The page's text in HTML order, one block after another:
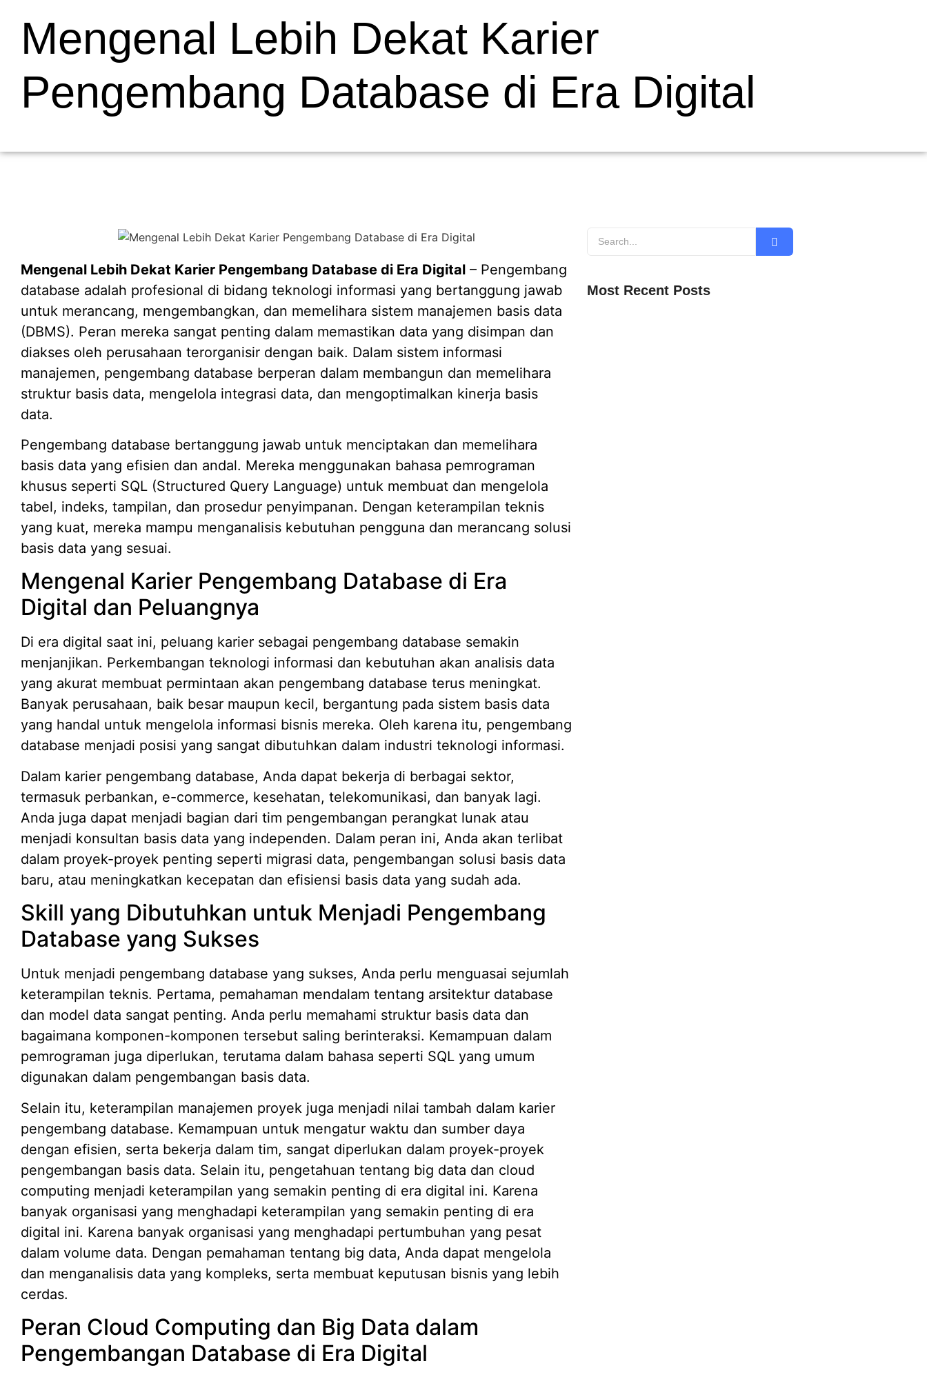
Mengenal Lebih Dekat Karier
Pengembang Database di Era Digital
Mengenal Lebih Dekat Karier Pengembang Database di Era Digital – Pengembang
database adalah profesional di bidang teknologi informasi yang bertanggung jawab
untuk merancang, mengembangkan, dan memelihara sistem manajemen basis data
(DBMS). Peran mereka sangat penting dalam memastikan data yang disimpan dan
diakses oleh perusahaan terorganisir dengan baik. Dalam sistem informasi
manajemen, pengembang database berperan dalam membangun dan memelihara
struktur basis data, mengelola integrasi data, dan mengoptimalkan kinerja basis
data.
Pengembang database bertanggung jawab untuk menciptakan dan memelihara
basis data yang efisien dan andal. Mereka menggunakan bahasa pemrograman
khusus seperti SQL (Structured Query Language) untuk membuat dan mengelola
tabel, indeks, tampilan, dan prosedur penyimpanan. Dengan keterampilan teknis
yang kuat, mereka mampu menganalisis kebutuhan pengguna dan merancang solusi
basis data yang sesuai.
Mengenal Karier Pengembang Database di Era
Digital dan Peluangnya
Di era digital saat ini, peluang karier sebagai pengembang database semakin
menjanjikan. Perkembangan teknologi informasi dan kebutuhan akan analisis data
yang akurat membuat permintaan akan pengembang database terus meningkat.
Banyak perusahaan, baik besar maupun kecil, bergantung pada sistem basis data
yang handal untuk mengelola informasi bisnis mereka. Oleh karena itu, pengembang
database menjadi posisi yang sangat dibutuhkan dalam industri teknologi informasi.
Dalam karier pengembang database, Anda dapat bekerja di berbagai sektor,
termasuk perbankan, e-commerce, kesehatan, telekomunikasi, dan banyak lagi.
Anda juga dapat menjadi bagian dari tim pengembangan perangkat lunak atau
menjadi konsultan basis data yang independen. Dalam peran ini, Anda akan terlibat
dalam proyek-proyek penting seperti migrasi data, pengembangan solusi basis data
baru, atau meningkatkan kecepatan dan efisiensi basis data yang sudah ada.
Skill yang Dibutuhkan untuk Menjadi Pengembang
Database yang Sukses
Untuk menjadi pengembang database yang sukses, Anda perlu menguasai sejumlah
keterampilan teknis. Pertama, pemahaman mendalam tentang arsitektur database
dan model data sangat penting. Anda perlu memahami struktur basis data dan
bagaimana komponen-komponen tersebut saling berinteraksi. Kemampuan dalam
pemrograman juga diperlukan, terutama dalam bahasa seperti SQL yang umum
digunakan dalam pengembangan basis data.
Selain itu, keterampilan manajemen proyek juga menjadi nilai tambah dalam karier
pengembang database. Kemampuan untuk mengatur waktu dan sumber daya
dengan efisien, serta bekerja dalam tim, sangat diperlukan dalam proyek-proyek
pengembangan basis data. Selain itu, pengetahuan tentang big data dan cloud
computing menjadi keterampilan yang semakin penting di era digital ini. Karena
banyak organisasi yang menghadapi keterampilan yang semakin penting di era
digital ini. Karena banyak organisasi yang menghadapi pertumbuhan yang pesat
dalam volume data. Dengan pemahaman tentang big data, Anda dapat mengelola
dan menganalisis data yang kompleks, serta membuat keputusan bisnis yang lebih
cerdas.
Peran Cloud Computing dan Big Data dalam
Pengembangan Database di Era Digital
Most Recent Posts